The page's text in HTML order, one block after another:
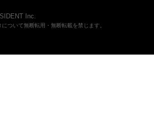
Inc.
ついて無断転用・無断転載を禁じます。